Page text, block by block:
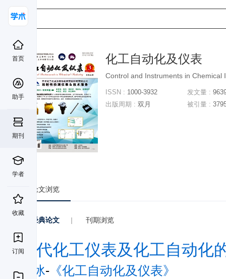
首页
助手
期刊
学者
收藏
订阅
化工自动化及仪表
Control and Instruments in Chemical
ISSN : 1000-3932
出版周期 : 双月
发文量 :
被引量 :
论文浏览
经典论文 | 刊期浏览
现代化工仪表及化工自动化
赵冰- 《化工自动化及仪表》